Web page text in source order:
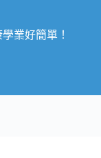
業好簡單！